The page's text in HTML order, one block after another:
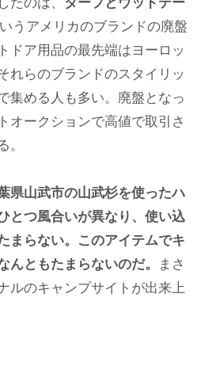
うアメリカのブランドの廃盤
ドア用品の最先端はヨーロッ
れらのブランドのスタイリッ
集める人も多い。廃盤となっ
オークションで高値で取引さ
県山武市の山武杉を使ったハ
とつ風合いが異なり、使い込
まらない。このアイテムでキ
んともたまらないのだ。
まさ
ルのキャンプサイトが出来上